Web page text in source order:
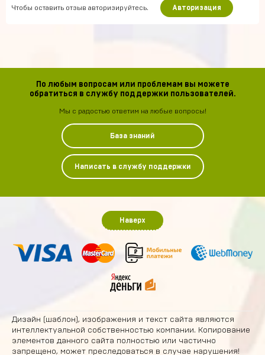
Чтобы оставить отзыв авторизируйтесь. Авторизация
По любым вопросам или проблемам вы можете
обратиться в службу поддержки пользователей.
Мы с радостью ответим на любые вопросы!
База знаний
Написать в службу поддержки
Наверх
Дизайн (шаблон), изображения и текст сайта являются
интеллектуальной собственностью компании. Копирование
элементов данного сайта полностью или частично
запрещено, может преследоваться в случае нарушения!